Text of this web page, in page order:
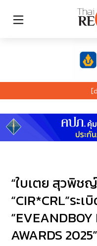
“ใบเตย สุวพิช
“CIR*CRL”ระ
AWARDS 2025”